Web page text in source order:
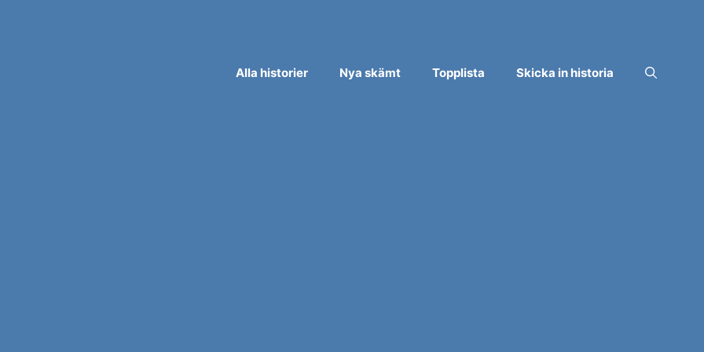
Alla historier Nya skämt Topplista Skicka in historia